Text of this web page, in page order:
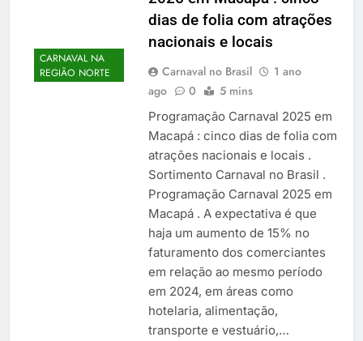
CARNAVAL NA
REGIÃO NORTE
dias de folia com atrações
nacionais e locais
Carnaval no Brasil
1 ano
ago
0 5 mins
Programação Carnaval 2025 em
Macapá : cinco dias de folia com
atrações nacionais e locais .
Sortimento Carnaval no Brasil .
Programação Carnaval 2025 em
Macapá . A expectativa é que
haja um aumento de 15% no
faturamento dos comerciantes
em relação ao mesmo período
em 2024, em áreas como
hotelaria, alimentação,
transporte e vestuário,…